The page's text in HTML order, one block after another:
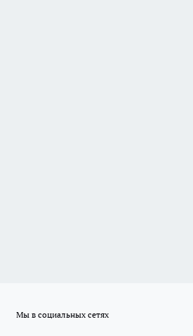
Мы в социальных сетях